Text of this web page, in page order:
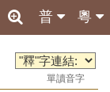
粵
普
單讀音字